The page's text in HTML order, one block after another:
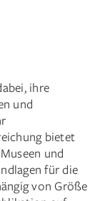
ihre
und
bietet
und
für die
von Größe